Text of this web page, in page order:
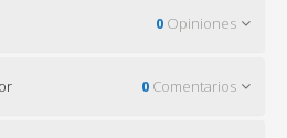
0 Opiniones
0 Comentarios